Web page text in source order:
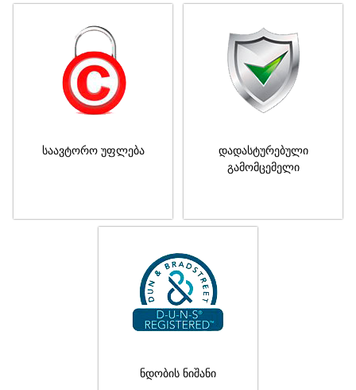
საავტორო უფლება
დადასტურებული
გამომცემელი
ნდობის ნიშანი